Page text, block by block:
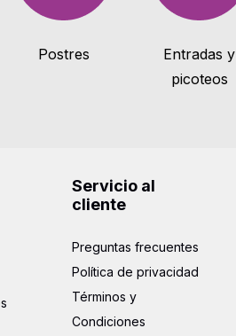
Postres
Entradas y
picoteos
Servicio al
cliente
Preguntas frecuentes
Política de privacidad
Términos y
Condiciones